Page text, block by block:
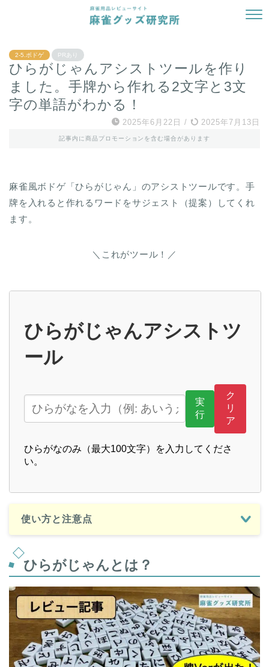
2-5.ボドゲ PRあり
ひらがじゃんアシストツールを作り
ました。手牌から作れる2文字と3文
字の単語がわかる！
2025年6月22日 / 2025年7月13日
記事内に商品プロモーションを含む場合があります
麻雀風ボドゲ「ひらがじゃん」のアシストツールです。手
牌を入れると作れるワードをサジェスト（提案）してくれ
ます。
＼これがツール！／
使い方と注意点
ひらがじゃんとは？